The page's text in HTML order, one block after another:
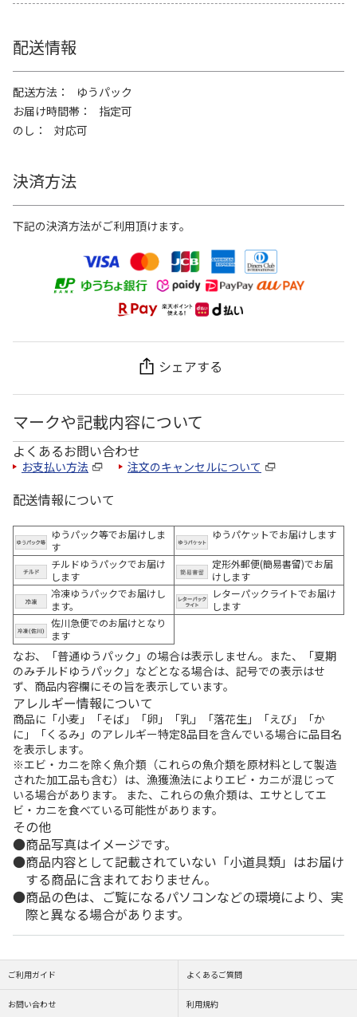
配送情報
配送方法
ゆうパック
お届け時間帯
指定可
のし
対応可
決済方法
下記の決済方法がご利用頂けます。
シェアする
マークや記載内容について
よくあるお問い合わせ
お支払い方法 注文のキャンセルについて
配送情報について
ゆうパック等でお届けしま
す
ゆうパケットでお届けします
チルドゆうパックでお届け
します
定形外郵便(簡易書留)でお届
けします
冷凍ゆうパックでお届けし
ます。
レターパックライトでお届け
します
佐川急便でのお届けとなり
ます
なお、「普通ゆうパック」の場合は表示しません。また、「夏期
のみチルドゆうパック」などとなる場合は、記号での表示はせ
ず、商品内容欄にその旨を表示しています。
アレルギー情報について
商品に「小麦」「そば」「卵」「乳」「落花生」「えび」「か
に」「くるみ」のアレルギー特定8品目を含んでいる場合に品目名
を表示します。
※エビ・カニを除く魚介類（これらの魚介類を原材料として製造
された加工品も含む）は、漁獲漁法によりエビ・カニが混じって
いる場合があります。 また、これらの魚介類は、エサとしてエ
ビ・カニを食べている可能性があります。
その他
商品写真はイメージです。
商品内容として記載されていない「小道具類」はお届け
する商品に含まれておりません。
商品の色は、ご覧になるパソコンなどの環境により、実
際と異なる場合があります。
ご利用ガイド よくあるご質問
お問い合わせ 利用規約